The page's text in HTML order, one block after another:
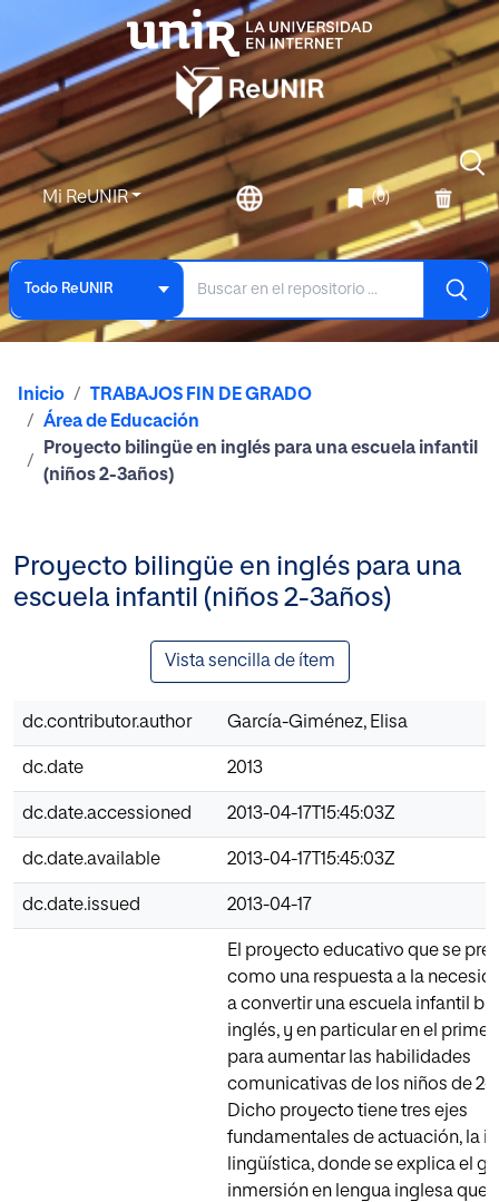
Mi ReUNIR (0)
Todo ReUNIR
Inicio
TRABAJOS FIN DE GRADO
Área de Educación
Proyecto bilingüe en inglés para una escuela infantil
(niños 2-3años)
Proyecto bilingüe en inglés para una
escuela infantil (niños 2-3años)
Vista sencilla de ítem
dc.contributor.author García-Giménez, Elisa
dc.date 2013
dc.date.accessioned 2013-04-17T15:45:03Z
dc.date.available 2013-04-17T15:45:03Z
dc.date.issued 2013-04-17
El proyecto educativo que se
como una respuesta a la
a convertir una escuela infantil
inglés, y en particular en el
para aumentar las habilidades
comunicativas de los niños de 2-
Dicho proyecto tiene tres ejes
fundamentales de actuación, la
lingüística, donde se explica el
inmersión en lengua inglesa que